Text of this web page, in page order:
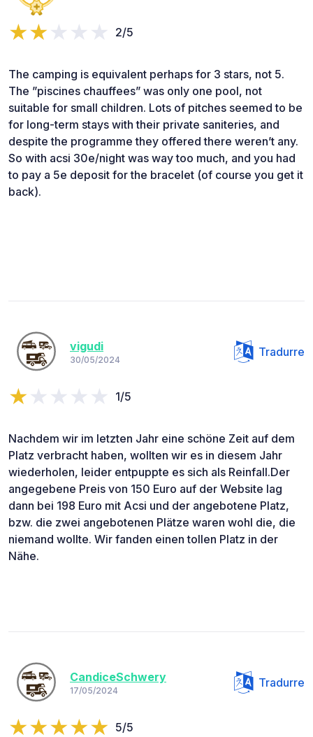
2/5
The camping is equivalent perhaps for 3 stars, not 5.
The ”piscines chauffees” was only one pool, not
suitable for small children. Lots of pitches seemed to be
for long-term stays with their private saniteries, and
despite the programme they offered there weren’t any.
So with acsi 30e/night was way too much, and you had
to pay a 5e deposit for the bracelet (of course you get it
back).
vigudi
30/05/2024
Tradurre
1/5
Nachdem wir im letzten Jahr eine schöne Zeit auf dem
Platz verbracht haben, wollten wir es in diesem Jahr
wiederholen, leider entpuppte es sich als Reinfall.Der
angegebene Preis von 150 Euro auf der Website lag
dann bei 198 Euro mit Acsi und der angebotene Platz,
bzw. die zwei angebotenen Plätze waren wohl die, die
niemand wollte. Wir fanden einen tollen Platz in der
Nähe.
CandiceSchwery
17/05/2024
Tradurre
5/5